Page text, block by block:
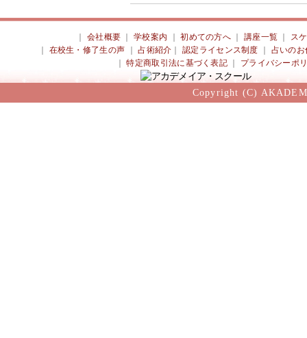
会社概要 ｜学校案内 ｜初めての方へ 講座一覧
ス
在校生・修了生の声 ｜占術紹介 ｜認定ライセンス制度
占いのお
｜特定商取引法に基づく表記 プライバシーポ
Copyright (C)